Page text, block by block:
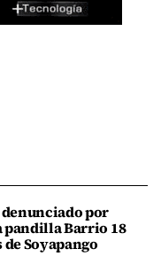
por
Barrio 18
Soyapango